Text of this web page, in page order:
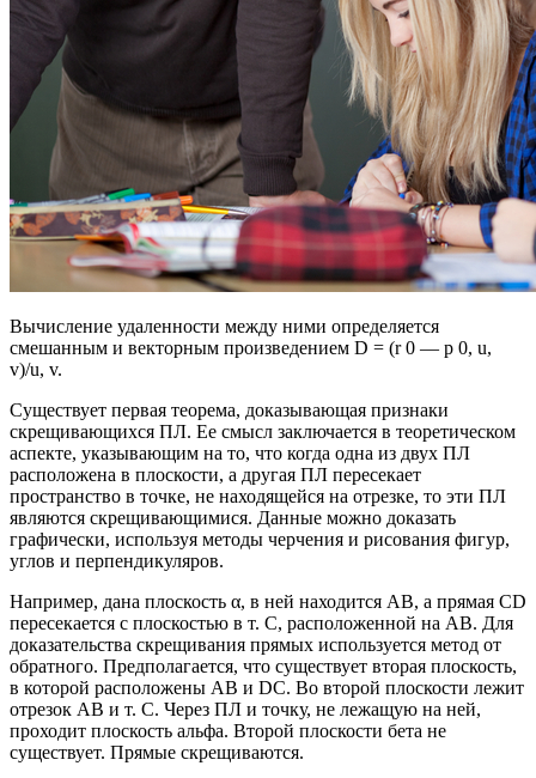
Вычисление удаленности между ними определяется
смешанным и векторным произведением D = (r 0 — p 0, u,
v)/u, v.
Существует первая теорема, доказывающая признаки
скрещивающихся ПЛ. Ее смысл заключается в теоретическом
аспекте, указывающим на то, что когда одна из двух ПЛ
расположена в плоскости, а другая ПЛ пересекает
пространство в точке, не находящейся на отрезке, то эти ПЛ
являются скрещивающимися. Данные можно доказать
графически, используя методы черчения и рисования фигур,
углов и перпендикуляров.
Например, дана плоскость α, в ней находится АВ, а прямая CD
пересекается с плоскостью в т. С, расположенной на АВ. Для
доказательства скрещивания прямых используется метод от
обратного. Предполагается, что существует вторая плоскость,
в которой расположены AB и DC. Во второй плоскости лежит
отрезок АВ и т. С. Через ПЛ и точку, не лежащую на ней,
проходит плоскость альфа. Второй плоскости бета не
существует. Прямые скрещиваются.